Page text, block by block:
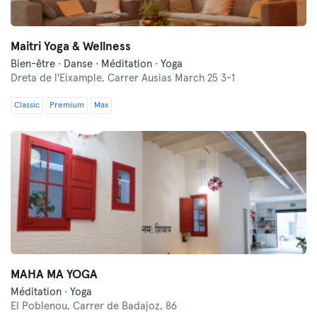
Maitri Yoga & Wellness
Bien-être · Danse · Méditation · Yoga
Dreta de l'Eixample, Carrer Ausias March 25 3-1
Classic Premium Max
MAHA MA YOGA
Méditation · Yoga
El Poblenou, Carrer de Badajoz, 86